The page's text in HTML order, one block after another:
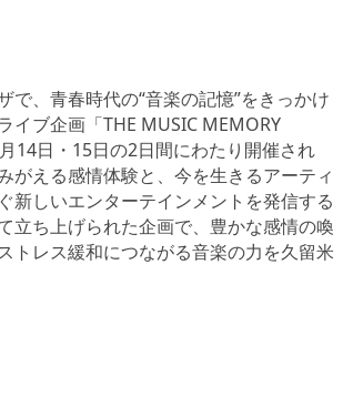
で、青春時代の“音楽の記憶”をきっかけ
イブ企画「THE MUSIC MEMORY
14日・15日の2日間にわたり開催され
がえる感情体験と、今を生きるアーティ
新しいエンターテインメントを発信する
立ち上げられた企画で、豊かな感情の喚
トレス緩和につながる音楽の力を久留米